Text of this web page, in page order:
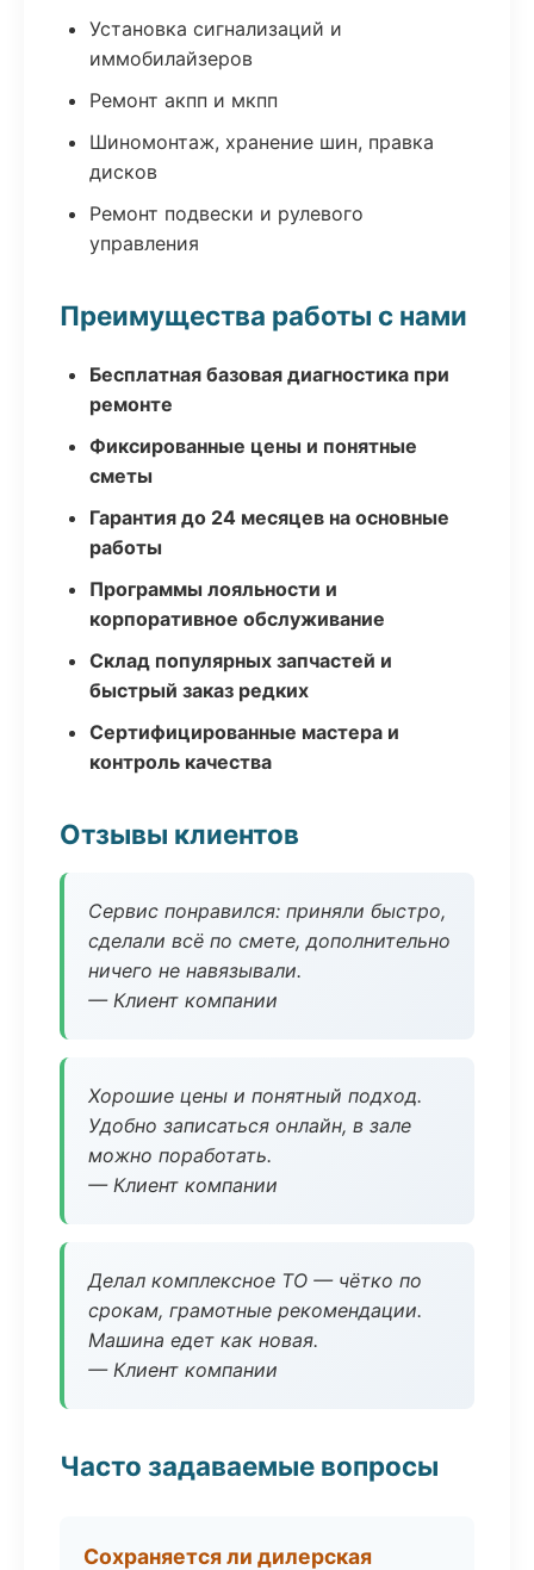
Установка сигнализаций и
иммобилайзеров
Ремонт акпп и мкпп
Шиномонтаж, хранение шин, правка
дисков
Ремонт подвески и рулевого
управления
Преимущества работы с нами
Бесплатная базовая диагностика при
ремонте
Фиксированные цены и понятные
сметы
Гарантия до 24 месяцев на основные
работы
Программы лояльности и
корпоративное обслуживание
Склад популярных запчастей и
быстрый заказ редких
Сертифицированные мастера и
контроль качества
Отзывы клиентов
Сервис понравился: приняли быстро,
сделали всё по смете, дополнительно
ничего не навязывали.
— Клиент компании
Хорошие цены и понятный подход.
Удобно записаться онлайн, в зале
можно поработать.
— Клиент компании
Делал комплексное ТО — чётко по
срокам, грамотные рекомендации.
Машина едет как новая.
— Клиент компании
Часто задаваемые вопросы
Сохраняется ли дилерская